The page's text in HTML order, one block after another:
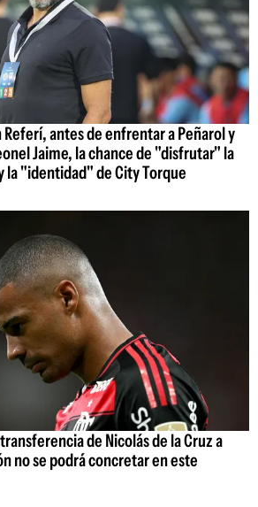
antes de enfrentar a Peñarol y
Jaime, la chance de "disfrutar" la
la "identidad" de City Torque
de Nicolás de la Cruz a
no se podrá concretar en este